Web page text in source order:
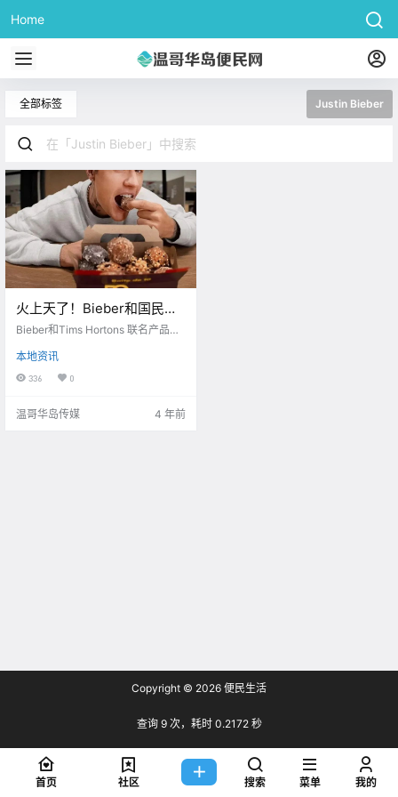
Home
全部标签 Justin Bieber
火上天了！Bieber和国民招
牌老Tims强强联手！！就连
价！！
Bieber和Tims Hortons 联名产品爆
本地资讯
336 0
温哥华岛传媒 4 年前
Copyright © 2026 便民生活
查询 9 次，耗时 0.2172 秒
首页 社区 搜索 菜单 我的